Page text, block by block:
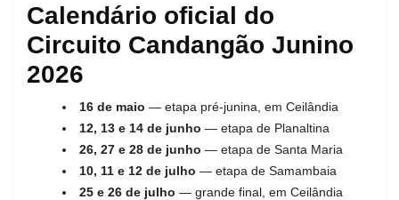
Calendário oficial do
Circuito Candangão Junino
2026
16 de maio — etapa pré-junina, em Ceilândia
12, 13 e 14 de junho — etapa de Planaltina
26, 27 e 28 de junho — etapa de Santa Maria
10, 11 e 12 de julho — etapa de Samambaia
25 e 26 de julho — grande final, em Ceilândia